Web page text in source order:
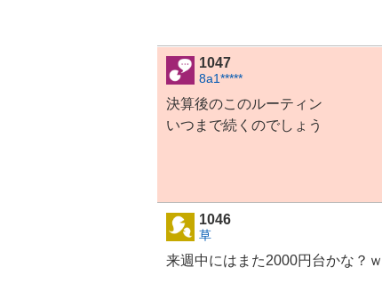
1047
8a1*****
決算後のこのルーティン
いつまで続くのでしょう
1046
草
来週中にはまた2000円台かな？ｗ